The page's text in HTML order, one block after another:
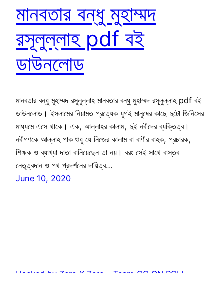
মানবতার বন্ধু মুহাম্মদ
রসূলুল্লাহ pdf বই
ডাউনলোড
মানবতার বন্ধু মুহাম্মদ রসূলুল্লাহ মানবতার বন্ধু মুহাম্মদ রসূলুল্লাহ pdf বই
ডাউনলোড। ইসলামের নিয়ামত প্রত্যেক যুগই মানুষের কাছে দুটো জিনিসের
মাধ্যমে এসে থাকে। এক, আল্লাহর কালাম, দুই নবীদের ব্যক্তিত্ব।
নবীগণকে আল্লাহ পাক শুধু যে নিজের কালাম বা বাণীর বাহক, প্রচারক,
শিক্ষক ও ব্যাখ্যা দাতা বানিয়েছেন তা নয়। বরং সেই সাথে বাস্তব
নেতৃত্বদান ও পথ প্রদর্শনের দায়িত্ব…
June 10, 2020
Hacked by Zero X Zero – Team_CC ON ROLL